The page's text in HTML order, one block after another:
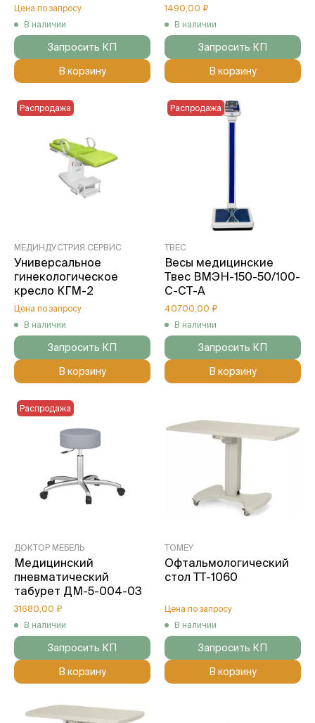
Цена по запросу
В наличии
Запросить КП
В корзину
1490,00 ₽
В наличии
Запросить КП
В корзину
МЕДИНДУСТРИЯ СЕРВИС
Универсальное
гинекологическое
кресло КГМ-2
Цена по запросу
В наличии
Распродажа
Запросить КП
В корзину
ТВЕС
Весы медицинские
Твес ВМЭН-150-50/100-
С-СТ-А
40700,00 ₽
В наличии
Распродажа
Запросить КП
В корзину
ДОКТОР МЕБЕЛЬ
Медицинский
пневматический
табурет ДМ-5-004-03
31680,00 ₽
В наличии
Распродажа
Запросить КП
В корзину
TOMEY
Офтальмологический
стол TT-1060
Цена по запросу
В наличии
Запросить КП
В корзину